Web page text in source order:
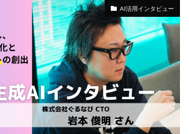
AI活用インタビュー